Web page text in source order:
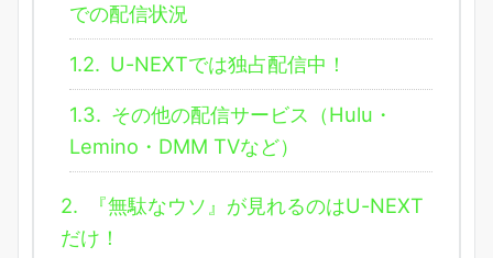
での配信状況
1.2. U-NEXTでは独占配信中！
1.3. その他の配信サービス（Hulu・
Lemino・DMM TVなど）
2.
『無駄なウソ』が見れるのはU-NEXT
だけ！